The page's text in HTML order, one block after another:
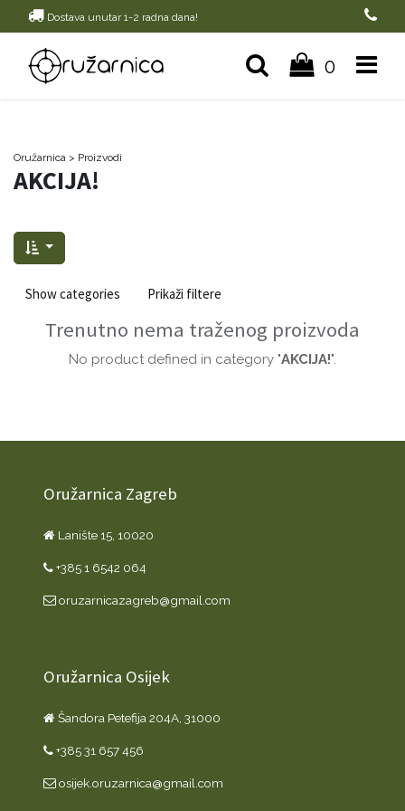
Dostava unutar 1-2 radna dana!
0
Oružarnica > Proizvodi
AKCIJA!
Show categories Prikaži filtere
Trenutno nema traženog proizvoda
No product defined in category "AKCIJA!".
Oružarnica Zagreb
Lanište 15, 10020
+385 1 6542 064
oruzarnicazagreb@gmail.com
Oružarnica Osijek
Šandora Petefija 204A, 31000
+385 31 657 456
osijek.oruzarnica@gmail.com